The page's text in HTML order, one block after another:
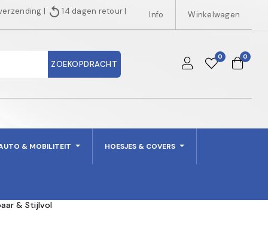
| replay14 dagen retour | Info Winkelwagen
ZOEKOPDRACHT
0 0
& MOBILITEIT HOESJES & COVERS
& Stijlvol